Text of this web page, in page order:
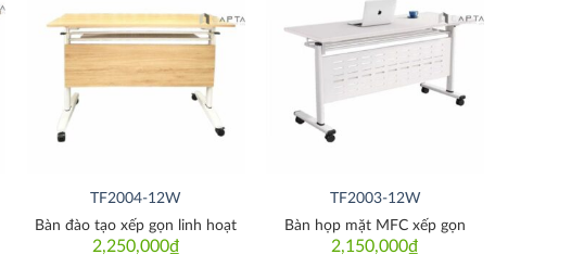
Thích
TF2004-12W
2,250,000₫
Bàn đào tạo xếp gọn linh hoạt
Thích
TF2003-12W
2,150,000₫
Bàn họp mặt MFC xếp gọn